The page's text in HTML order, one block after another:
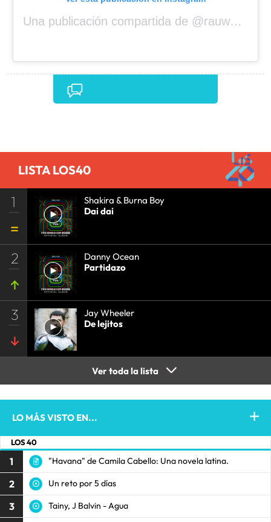
Una publicación compartida de @rauwalejandro
LISTA LOS40
1
Shakira & Burna Boy
Dai dai
2
Danny Ocean
Partidazo
3
Jay Wheeler
De lejitos
Ver toda la lista
LO MÁS VISTO EN...
LOS 40
1 "Havana" de Camila Cabello: Una novela latina.
2 Un reto por 5 días
3 Tainy, J Balvin - Agua